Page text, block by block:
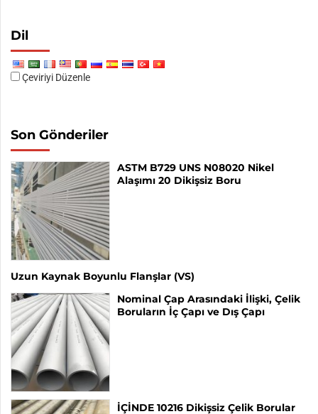
Dil
Çeviriyi Düzenle
Son Gönderiler
ASTM B729 UNS N08020 Nikel
Alaşımı 20 Dikişsiz Boru
Uzun Kaynak Boyunlu Flanşlar (VS)
Nominal Çap Arasındaki İlişki, Çelik
Boruların İç Çapı ve Dış Çapı
İÇİNDE 10216 Dikişsiz Çelik Borular